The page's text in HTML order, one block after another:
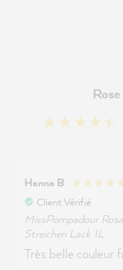
Hanna B
Client Vérifié
MissPompadour
Streichen Lack 1L
Très belle couleur